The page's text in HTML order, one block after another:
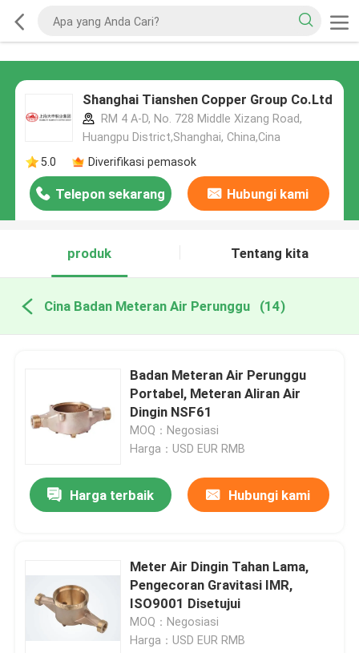
Shanghai Tianshen Copper Group Co.Ltd
RM 4 A-D, No. 728 Middle Xizang Road,
Huangpu District,Shanghai, China,Cina
5.0
Diverifikasi pemasok
Telepon sekarang Hubungi kami
produk Tentang kita
Cina Badan Meteran Air Perunggu (14)
Badan Meteran Air Perunggu
Portabel, Meteran Aliran Air
Dingin NSF61
MOQ：Negosiasi
Harga：USD EUR RMB
Harga terbaik Hubungi kami
Meter Air Dingin Tahan Lama,
Pengecoran Gravitasi IMR,
ISO9001 Disetujui
MOQ：Negosiasi
Harga：USD EUR RMB